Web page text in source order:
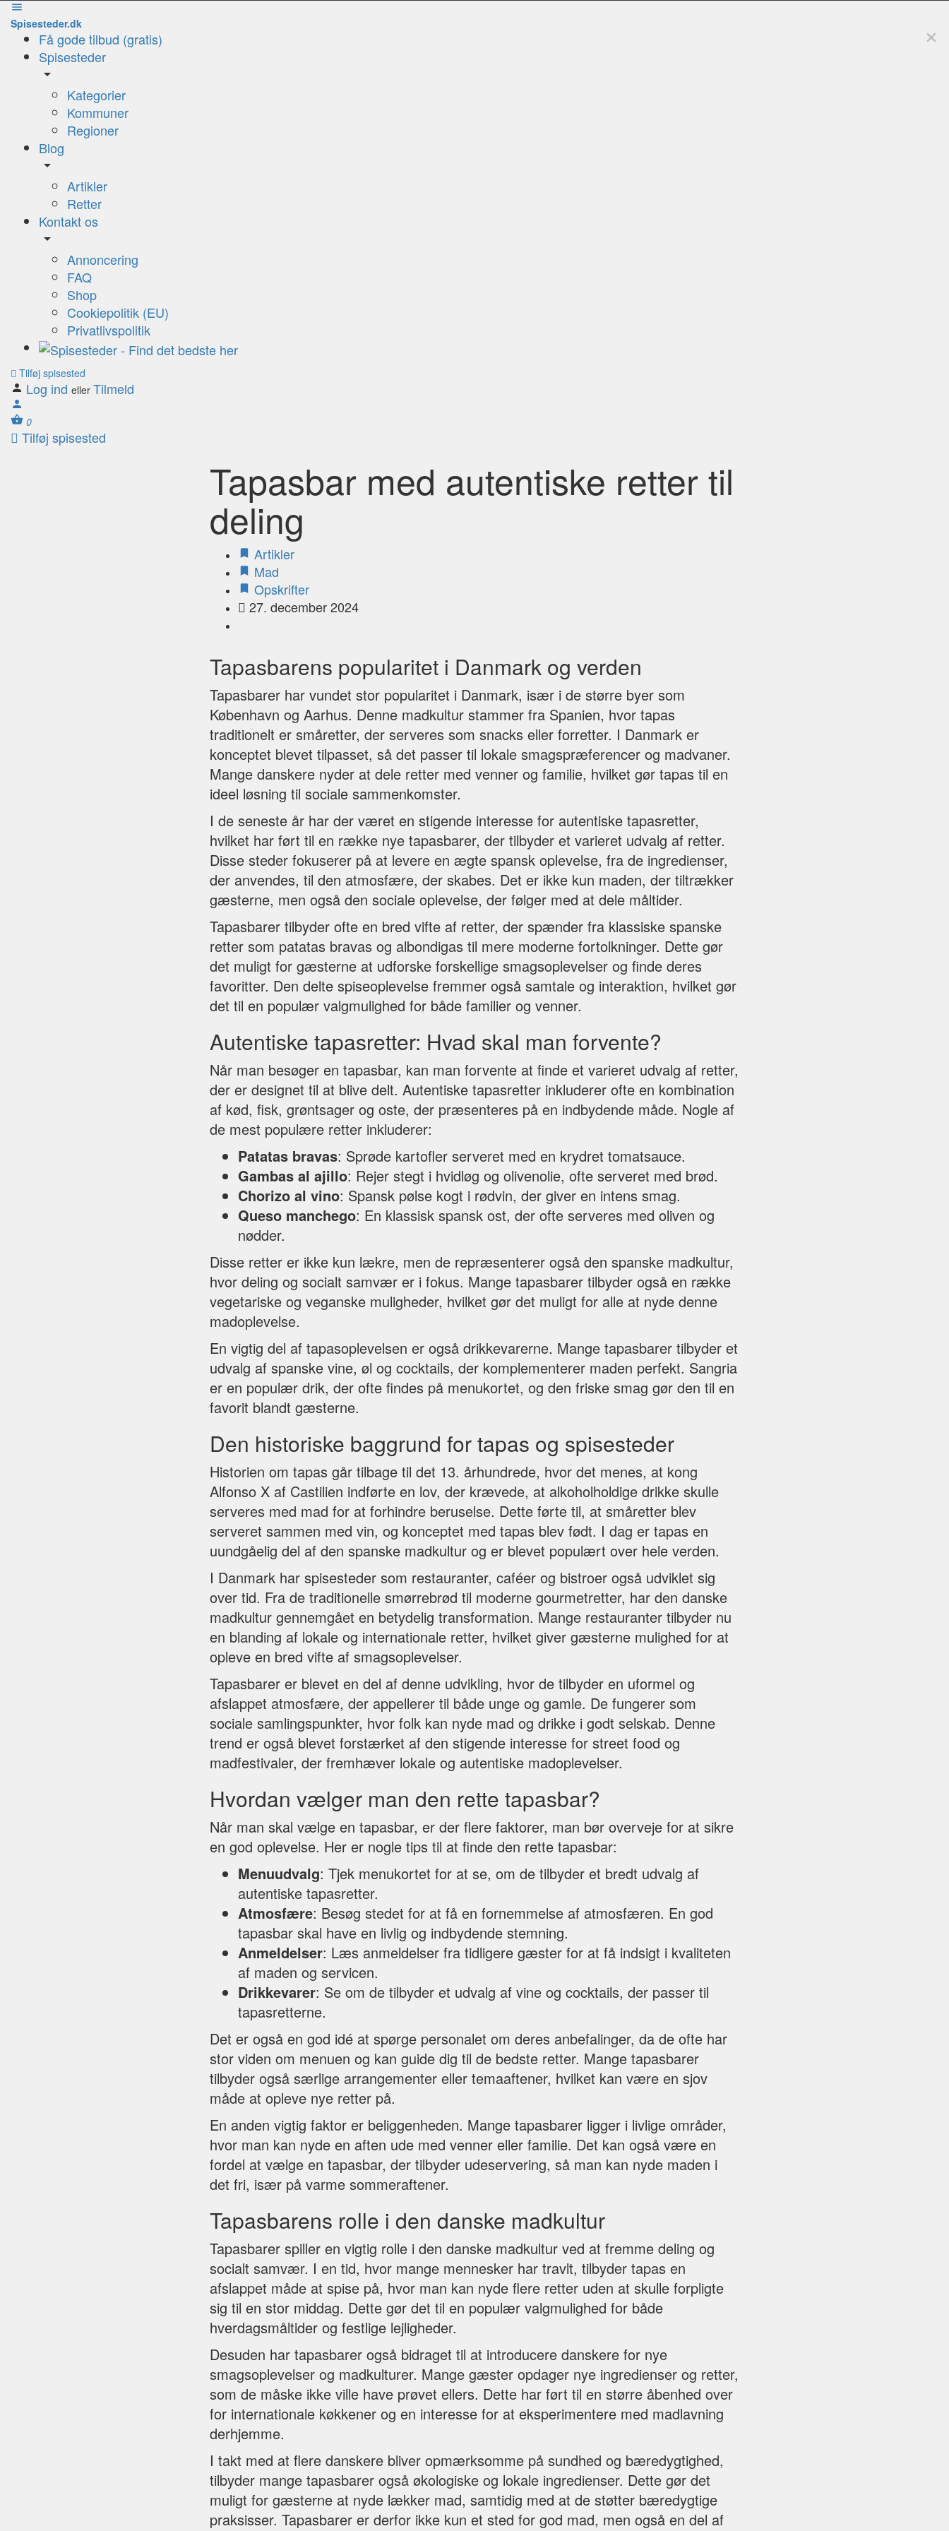
Spisesteder.dk
Få gode tilbud (gratis)
Spisesteder
Kategorier
Kommuner
Regioner
Blog
Artikler
Retter
Kontakt os
Annoncering
FAQ
Shop
Cookiepolitik (EU)
Privatlivspolitik
Tilføj spisested
Log ind eller Tilmeld
0
Tilføj spisested
Tapasbar med autentiske retter til
deling
Artikler
Mad
Opskrifter
27. december 2024
Tapasbarens popularitet i Danmark og verden
Tapasbarer har vundet stor popularitet i Danmark, især i de større byer som
København og Aarhus. Denne madkultur stammer fra Spanien, hvor tapas
traditionelt er småretter, der serveres som snacks eller forretter. I Danmark er
konceptet blevet tilpasset, så det passer til lokale smagspræferencer og madvaner.
Mange danskere nyder at dele retter med venner og familie, hvilket gør tapas til en
ideel løsning til sociale sammenkomster.
I de seneste år har der været en stigende interesse for autentiske tapasretter,
hvilket har ført til en række nye tapasbarer, der tilbyder et varieret udvalg af retter.
Disse steder fokuserer på at levere en ægte spansk oplevelse, fra de ingredienser,
der anvendes, til den atmosfære, der skabes. Det er ikke kun maden, der tiltrækker
gæsterne, men også den sociale oplevelse, der følger med at dele måltider.
Tapasbarer tilbyder ofte en bred vifte af retter, der spænder fra klassiske spanske
retter som patatas bravas og albondigas til mere moderne fortolkninger. Dette gør
det muligt for gæsterne at udforske forskellige smagsoplevelser og finde deres
favoritter. Den delte spiseoplevelse fremmer også samtale og interaktion, hvilket gør
det til en populær valgmulighed for både familier og venner.
Autentiske tapasretter: Hvad skal man forvente?
Når man besøger en tapasbar, kan man forvente at finde et varieret udvalg af retter,
der er designet til at blive delt. Autentiske tapasretter inkluderer ofte en kombination
af kød, fisk, grøntsager og oste, der præsenteres på en indbydende måde. Nogle af
de mest populære retter inkluderer:
Patatas bravas: Sprøde kartofler serveret med en krydret tomatsauce.
Gambas al ajillo: Rejer stegt i hvidløg og olivenolie, ofte serveret med brød.
Chorizo al vino: Spansk pølse kogt i rødvin, der giver en intens smag.
Queso manchego: En klassisk spansk ost, der ofte serveres med oliven og
nødder.
Disse retter er ikke kun lækre, men de repræsenterer også den spanske madkultur,
hvor deling og socialt samvær er i fokus. Mange tapasbarer tilbyder også en række
vegetariske og veganske muligheder, hvilket gør det muligt for alle at nyde denne
madoplevelse.
En vigtig del af tapasoplevelsen er også drikkevarerne. Mange tapasbarer tilbyder et
udvalg af spanske vine, øl og cocktails, der komplementerer maden perfekt. Sangria
er en populær drik, der ofte findes på menukortet, og den friske smag gør den til en
favorit blandt gæsterne.
Den historiske baggrund for tapas og spisesteder
Historien om tapas går tilbage til det 13. århundrede, hvor det menes, at kong
Alfonso X af Castilien indførte en lov, der krævede, at alkoholholdige drikke skulle
serveres med mad for at forhindre beruselse. Dette førte til, at småretter blev
serveret sammen med vin, og konceptet med tapas blev født. I dag er tapas en
uundgåelig del af den spanske madkultur og er blevet populært over hele verden.
I Danmark har spisesteder som restauranter, caféer og bistroer også udviklet sig
over tid. Fra de traditionelle smørrebrød til moderne gourmetretter, har den danske
madkultur gennemgået en betydelig transformation. Mange restauranter tilbyder nu
en blanding af lokale og internationale retter, hvilket giver gæsterne mulighed for at
opleve en bred vifte af smagsoplevelser.
Tapasbarer er blevet en del af denne udvikling, hvor de tilbyder en uformel og
afslappet atmosfære, der appellerer til både unge og gamle. De fungerer som
sociale samlingspunkter, hvor folk kan nyde mad og drikke i godt selskab. Denne
trend er også blevet forstærket af den stigende interesse for street food og
madfestivaler, der fremhæver lokale og autentiske madoplevelser.
Hvordan vælger man den rette tapasbar?
Når man skal vælge en tapasbar, er der flere faktorer, man bør overveje for at sikre
en god oplevelse. Her er nogle tips til at finde den rette tapasbar:
Menuudvalg: Tjek menukortet for at se, om de tilbyder et bredt udvalg af
autentiske tapasretter.
Atmosfære: Besøg stedet for at få en fornemmelse af atmosfæren. En god
tapasbar skal have en livlig og indbydende stemning.
Anmeldelser: Læs anmeldelser fra tidligere gæster for at få indsigt i kvaliteten
af maden og servicen.
Drikkevarer: Se om de tilbyder et udvalg af vine og cocktails, der passer til
tapasretterne.
Det er også en god idé at spørge personalet om deres anbefalinger, da de ofte har
stor viden om menuen og kan guide dig til de bedste retter. Mange tapasbarer
tilbyder også særlige arrangementer eller temaaftener, hvilket kan være en sjov
måde at opleve nye retter på.
En anden vigtig faktor er beliggenheden. Mange tapasbarer ligger i livlige områder,
hvor man kan nyde en aften ude med venner eller familie. Det kan også være en
fordel at vælge en tapasbar, der tilbyder udeservering, så man kan nyde maden i
det fri, især på varme sommeraftener.
Tapasbarens rolle i den danske madkultur
Tapasbarer spiller en vigtig rolle i den danske madkultur ved at fremme deling og
socialt samvær. I en tid, hvor mange mennesker har travlt, tilbyder tapas en
afslappet måde at spise på, hvor man kan nyde flere retter uden at skulle forpligte
sig til en stor middag. Dette gør det til en populær valgmulighed for både
hverdagsmåltider og festlige lejligheder.
Desuden har tapasbarer også bidraget til at introducere danskere for nye
smagsoplevelser og madkulturer. Mange gæster opdager nye ingredienser og retter,
som de måske ikke ville have prøvet ellers. Dette har ført til en større åbenhed over
for internationale køkkener og en interesse for at eksperimentere med madlavning
derhjemme.
I takt med at flere danskere bliver opmærksomme på sundhed og bæredygtighed,
tilbyder mange tapasbarer også økologiske og lokale ingredienser. Dette gør det
muligt for gæsterne at nyde lækker mad, samtidig med at de støtter bæredygtige
praksisser. Tapasbarer er derfor ikke kun et sted for god mad, men også en del af